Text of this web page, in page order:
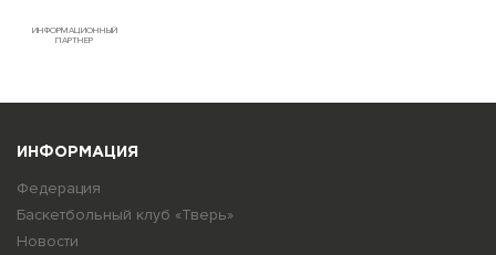
ИНФОРМАЦИОННЫЙ
ПАРТНЕР
ИНФОРМАЦИЯ
Федерация
Баскетбольный клуб «Тверь»
Новости